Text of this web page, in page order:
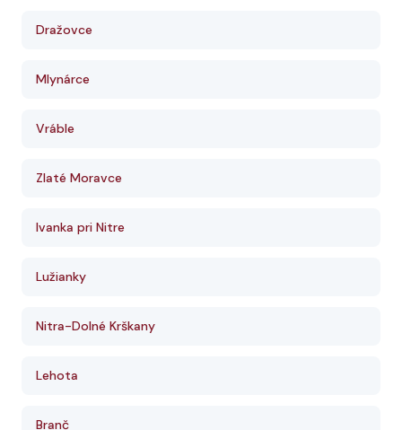
Dražovce
Mlynárce
Vráble
Zlaté Moravce
Ivanka pri Nitre
Lužianky
Nitra-Dolné Krškany
Lehota
Branč